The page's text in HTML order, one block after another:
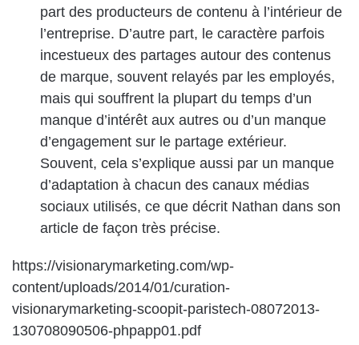
part des producteurs de contenu à l’intérieur de
l’entreprise. D’autre part, le caractère parfois
incestueux des partages autour des contenus
de marque, souvent relayés par les employés,
mais qui souffrent la plupart du temps d’un
manque d’intérêt aux autres ou d’un manque
d’engagement sur le partage extérieur.
Souvent, cela s’explique aussi par un manque
d’adaptation à chacun des canaux médias
sociaux utilisés, ce que décrit Nathan dans son
article de façon très précise.
https://visionarymarketing.com/wp-
content/uploads/2014/01/curation-
visionarymarketing-scoopit-paristech-08072013-
130708090506-phpapp01.pdf